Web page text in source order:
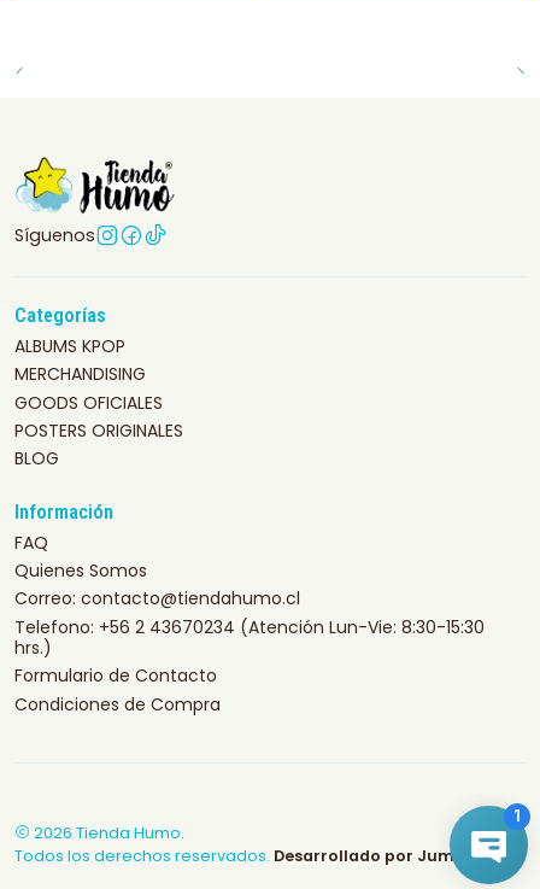
Síguenos
Categorías
ALBUMS KPOP
MERCHANDISING
GOODS OFICIALES
POSTERS ORIGINALES
BLOG
Información
FAQ
Quienes Somos
Correo: contacto@tiendahumo.cl
Telefono: +56 2 43670234 (Atención Lun-Vie: 8:30-15:30
hrs.)
Formulario de Contacto
Condiciones de Compra
2026 Tienda Humo.
Todos los derechos reservados. Desarrollado por Jumpseller